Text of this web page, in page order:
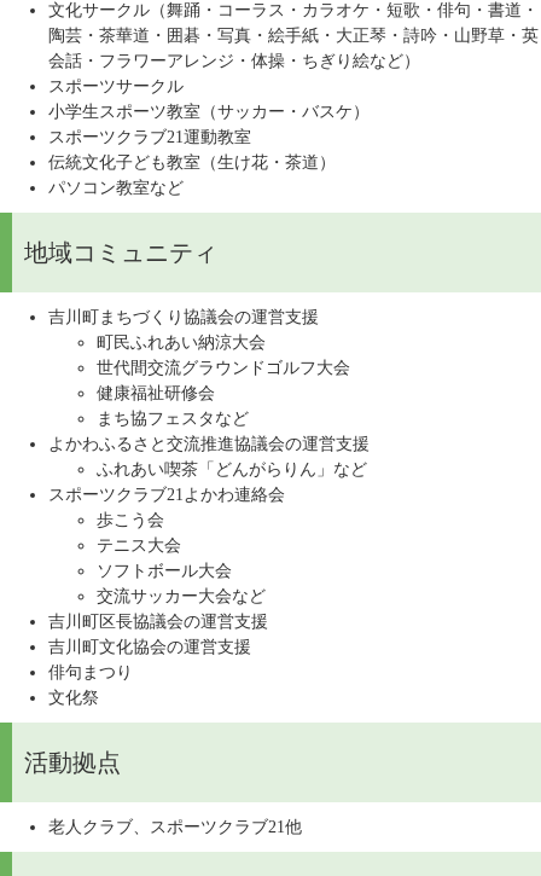
文化サークル（舞踊・コーラス・カラオケ・短歌・俳句・書道・
陶芸・茶華道・囲碁・写真・絵手紙・大正琴・詩吟・山野草・英
会話・フラワーアレンジ・体操・ちぎり絵など）
スポーツサークル
小学生スポーツ教室（サッカー・バスケ）
スポーツクラブ21運動教室
伝統文化子ども教室（生け花・茶道）
パソコン教室など
地域コミュニティ
吉川町まちづくり協議会の運営支援
町民ふれあい納涼大会
世代間交流グラウンドゴルフ大会
健康福祉研修会
まち協フェスタなど
よかわふるさと交流推進協議会の運営支援
ふれあい喫茶「どんがらりん」など
スポーツクラブ21よかわ連絡会
歩こう会
テニス大会
ソフトボール大会
交流サッカー大会など
吉川町区長協議会の運営支援
吉川町文化協会の運営支援
俳句まつり
文化祭
活動拠点
老人クラブ、スポーツクラブ21他